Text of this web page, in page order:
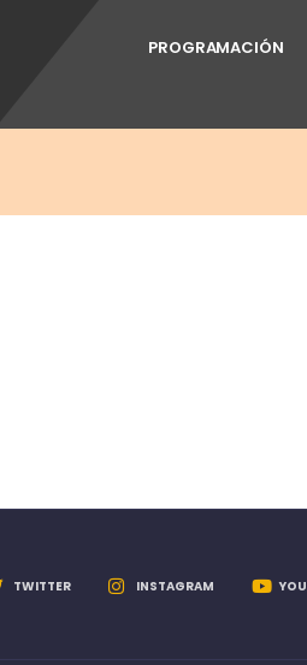
PROGRAMACIÓN
TWITTER INSTAGRAM